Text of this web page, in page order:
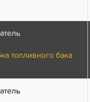
топливного бака